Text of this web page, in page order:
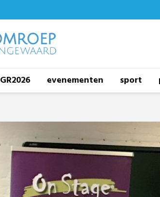
GR2026 evenementen sport